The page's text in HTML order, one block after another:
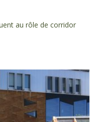
au rôle de corridor